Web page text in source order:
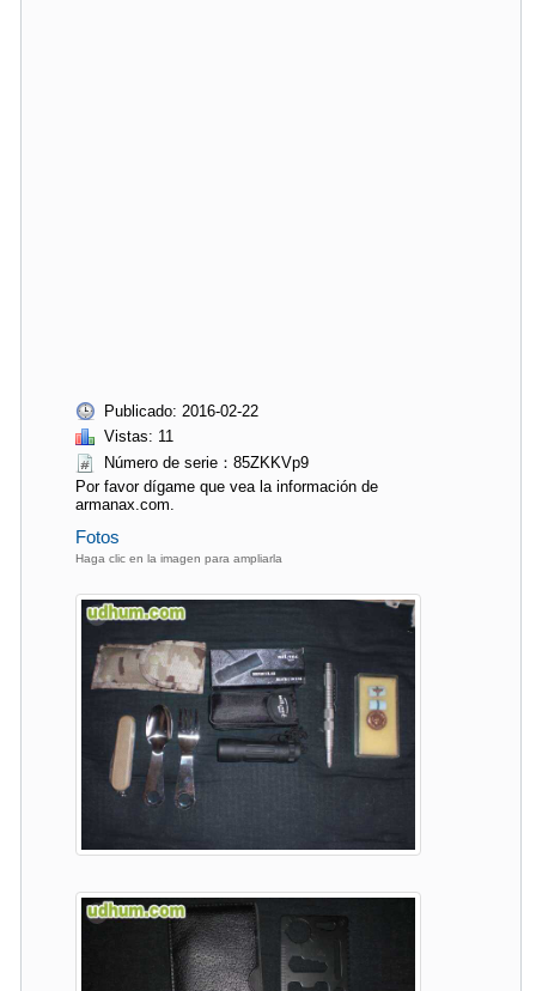
Publicado: 2016-02-22
Vistas: 11
Número de serie：85ZKKVp9
Por favor dígame que vea la información de
armanax.com.
Fotos
Haga clic en la imagen para ampliarla